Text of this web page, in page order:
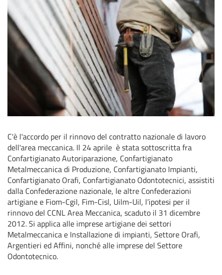
C'è l'accordo per il rinnovo del contratto nazionale di lavoro
dell'area meccanica. Il 24 aprile è stata sottoscritta fra
Confartigianato Autoriparazione, Confartigianato
Metalmeccanica di Produzione, Confartigianato Impianti,
Confartigianato Orafi, Confartigianato Odontotecnici, assistiti
dalla Confederazione nazionale, le altre Confederazioni
artigiane e Fiom-Cgil, Fim-Cisl, Uilm-Uil, l’ipotesi per il
rinnovo del CCNL Area Meccanica, scaduto il 31 dicembre
2012. Si applica alle imprese artigiane dei settori
Metalmeccanica e Installazione di impianti, Settore Orafi,
Argentieri ed Affini, nonché alle imprese del Settore
Odontotecnico.